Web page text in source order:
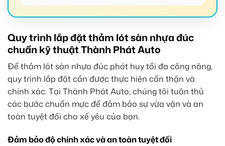
Quy trình lắp đặt thảm lót sàn nhựa đúc
chuẩn kỹ thuật Thành Phát Auto
Để thảm lót sàn nhựa đúc phát huy tối đa công năng,
quy trình lắp đặt cần được thực hiện cẩn thận và
chính xác. Tại Thành Phát Auto, chúng tôi tuân thủ
các bước chuẩn mực để đảm bảo sự vừa vặn và an
toàn tuyệt đối cho xế yêu của bạn.
Đảm bảo độ chính xác và an toàn tuyệt đối